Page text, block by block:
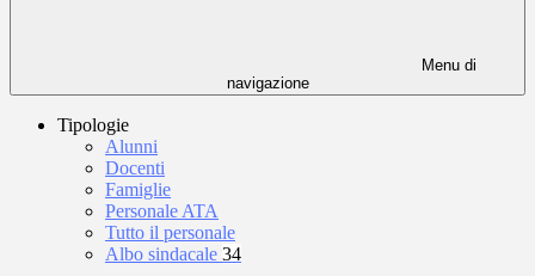
Menu di
navigazione
Tipologie
Alunni
Docenti
Famiglie
Personale ATA
Tutto il personale
Albo sindacale 34